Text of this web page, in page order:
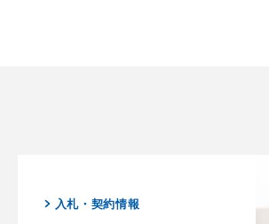
入札・契約情報